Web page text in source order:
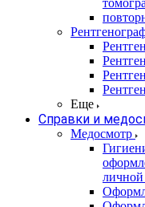
Еще
Справки и
Медосмотр